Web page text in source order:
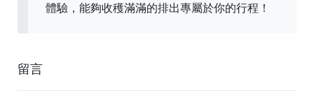
體驗，能夠收穫滿滿的排出專屬於你的行程！
留言